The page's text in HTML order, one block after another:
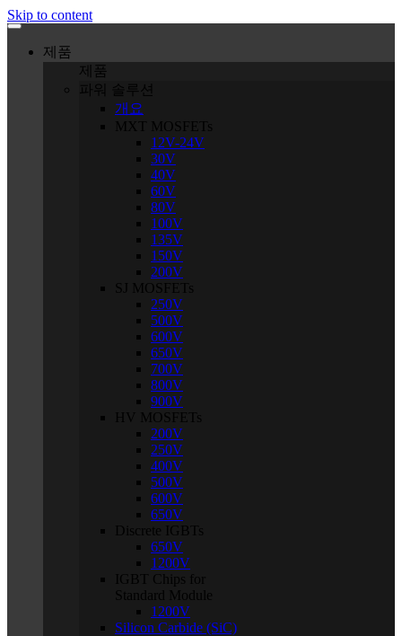
Skip to content
제품
제품
파워 솔루션
개요
MXT MOSFETs
12V-24V
30V
40V
60V
80V
100V
135V
150V
200V
SJ MOSFETs
250V
500V
600V
650V
700V
800V
900V
HV MOSFETs
200V
250V
400V
500V
600V
650V
Discrete IGBTs
650V
1200V
IGBT Chips for
Standard Module
1200V
Silicon Carbide (SiC)